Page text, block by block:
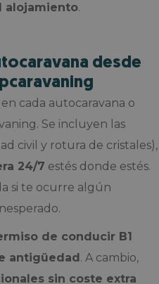
alojamiento.
desde
en cada autocaravana o
Se incluyen las
civil y rotura de cristales),
24/7 estés donde estés.
si te ocurre algún
de conducir B1
antigüedad. A cambio,
sin coste extra